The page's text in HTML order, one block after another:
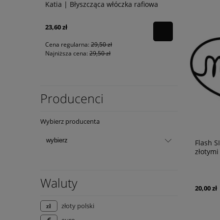
| Włóczka Katia 73% Wełna
20,73 zł
Cena regularna: 25,91 zł
Najniższa cena: 25,91 zł
Cena
Najniższa
Producenci
Wybierz producenta
Waluty
złoty polski
Flash
20,00 zł